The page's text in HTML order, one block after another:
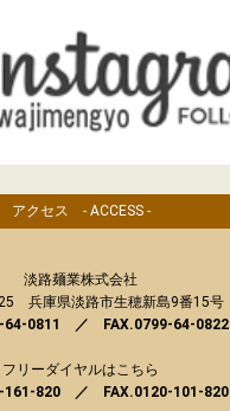
アクセス - ACCESS -
淡路麺業株式会社
兵庫県淡路市生穂新島9番15号
64-0811 ／ FAX.0799-64-0822
フリーダイヤルはこちら
161-820 ／ FAX.0120-101-820